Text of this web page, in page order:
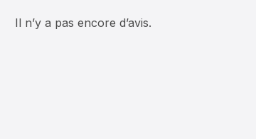
Il n’y a pas encore d’avis.